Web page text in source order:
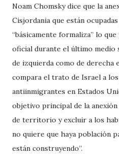
Noam Chomsky dice que la
Cisjordania que están
“básicamente formaliza” lo
oficial durante el último
de izquierda como de derecha
compara el trato de Israel a
antiinmigrantes en Estados
objetivo principal de la
de territorio y excluir a los
no quiere que haya población
están construyendo”.